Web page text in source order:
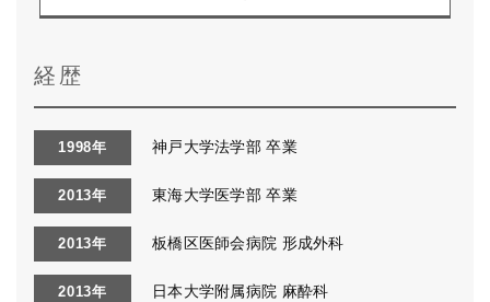
経歴
1998年 神戸大学法学部 卒業
2013年 東海大学医学部 卒業
2013年 板橋区医師会病院 形成外科
2013年 日本大学附属病院 麻酔科